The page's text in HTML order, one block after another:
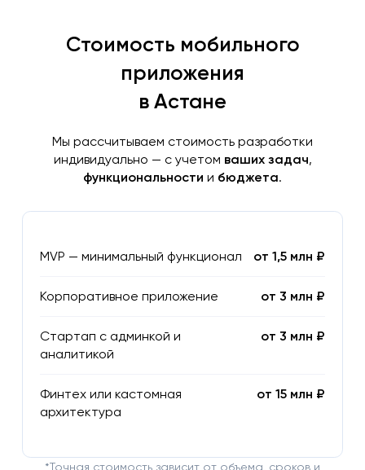
Стоимость мобильного
приложения
в Астане
Мы рассчитываем стоимость разработки
индивидуально — с учетом ваших задач,
функциональности и бюджета.
MVP — минимальный функционал от 1,5 млн ₽
Корпоративное приложение от 3 млн ₽
Стартап с админкой и
аналитикой
от 3 млн ₽
Финтех или кастомная
архитектура
от 15 млн ₽
*Точная стоимость зависит от объема, сроков и